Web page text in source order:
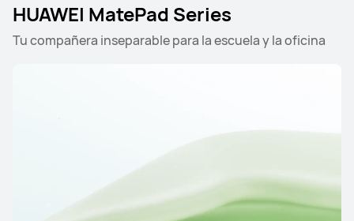
HUAWEI MatePad Series
Tu compañera inseparable para la escuela y la oficina